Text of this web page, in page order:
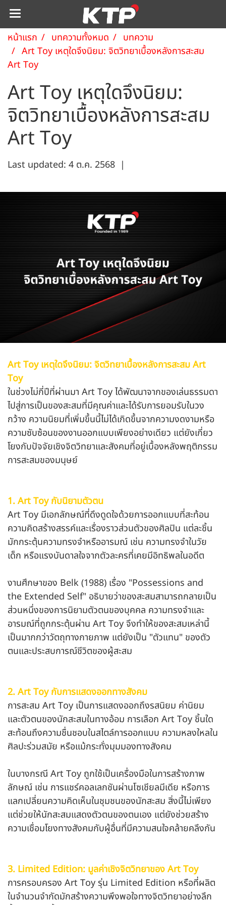
หน้าแรก บทความทั้งหมด
บทความ
Art Toy เหตุใดจึงนิยม: จิตวิทยาเบื้องหลังการสะสม
Art Toy
Art Toy เหตุใดจึงนิยม:
จิตวิทยาเบื้องหลังการสะสม
Art Toy
Last updated: 4 ต.ค. 2568 |
Art Toy เหตุใดจึงนิยม: จิตวิทยาเบื้องหลังการสะสม Art
Toy
ในช่วงไม่กี่ปีที่ผ่านมา Art Toy ได้พัฒนาจากของเล่นธรรมดา
ไปสู่การเป็นของสะสมที่มีคุณค่าและได้รับการยอมรับในวง
กว้าง ความนิยมที่เพิ่มขึ้นนี้ไม่ได้เกิดขึ้นจากความงดงามหรือ
ความซับซ้อนของงานออกแบบเพียงอย่างเดียว แต่ยังเกี่ยว
โยงกับปัจจัยเชิงจิตวิทยาและสังคมที่อยู่เบื้องหลังพฤติกรรม
การสะสมของมนุษย์
1. Art Toy กับนิยามตัวตน
Art Toy มีเอกลักษณ์ที่ดึงดูดใจด้วยการออกแบบที่สะท้อน
ความคิดสร้างสรรค์และเรื่องราวส่วนตัวของศิลปิน แต่ละชิ้น
มักกระตุ้นความทรงจำหรืออารมณ์ เช่น ความทรงจำในวัย
เด็ก หรือแรงบันดาลใจจากตัวละครที่เคยมีอิทธิพลในอดีต
งานศึกษาของ Belk (1988) เรื่อง "Possessions and
the Extended Self" อธิบายว่าของสะสมสามารถกลายเป็น
ส่วนหนึ่งของการนิยามตัวตนของบุคคล ความทรงจำและ
อารมณ์ที่ถูกกระตุ้นผ่าน Art Toy จึงทำให้ของสะสมเหล่านี้
เป็นมากกว่าวัตถุทางกายภาพ แต่ยังเป็น "ตัวแทน" ของตัว
ตนและประสบการณ์ชีวิตของผู้สะสม
2. Art Toy กับการแสดงออกทางสังคม
การสะสม Art Toy เป็นการแสดงออกถึงรสนิยม ค่านิยม
และตัวตนของนักสะสมในทางอ้อม การเลือก Art Toy ชิ้นใด
สะท้อนถึงความชื่นชอบในสไตล์การออกแบบ ความหลงใหลใน
ศิลปะร่วมสมัย หรือแม้กระทั่งมุมมองทางสังคม
ในบางกรณี Art Toy ถูกใช้เป็นเครื่องมือในการสร้างภาพ
ลักษณ์ เช่น การแชร์คอลเลกชันผ่านโซเชียลมีเดีย หรือการ
แลกเปลี่ยนความคิดเห็นในชุมชนของนักสะสม สิ่งนี้ไม่เพียง
แต่ช่วยให้นักสะสมแสดงตัวตนของตนเอง แต่ยังช่วยสร้าง
ความเชื่อมโยงทางสังคมกับผู้อื่นที่มีความสนใจคล้ายคลึงกัน
3. Limited Edition: มูลค่าเชิงจิตวิทยาของ Art Toy
การครอบครอง Art Toy รุ่น Limited Edition หรือที่ผลิต
ในจำนวนจำกัดมักสร้างความพึงพอใจทางจิตวิทยาอย่างลึก